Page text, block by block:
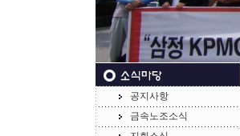
공지사항
금속노조소식